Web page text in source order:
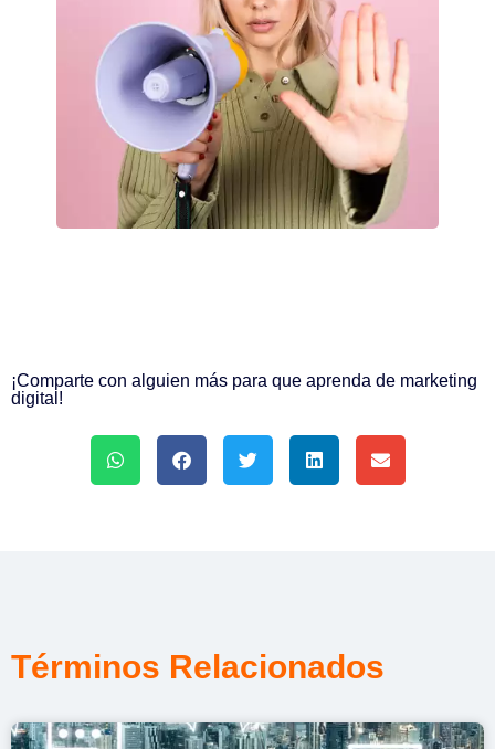
¡Comparte con alguien más para que aprenda de marketing
digital!
Términos Relacionados